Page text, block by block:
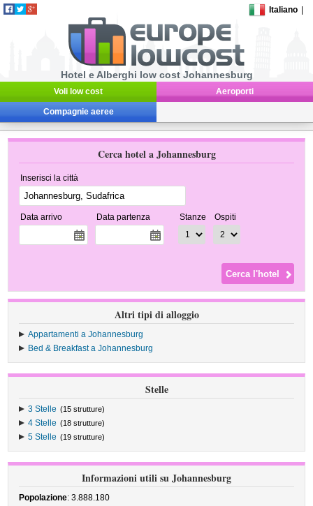
Italiano
Hotel e Alberghi low cost Johannesburg
Voli low cost Aeroporti
Compagnie aeree
Cerca hotel a Johannesburg
Inserisci la città
Data arrivo Data partenza Stanze Ospiti
Altri tipi di alloggio
Appartamenti a Johannesburg
Bed & Breakfast a Johannesburg
Stelle
3 Stelle (15 strutture)
4 Stelle (18 strutture)
5 Stelle (19 strutture)
Informazioni utili su Johannesburg
Popolazione: 3.888.180